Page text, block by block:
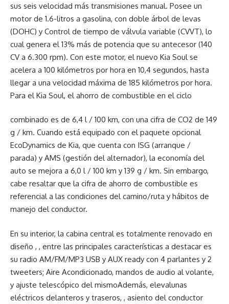
sus seis velocidad más transmisiones manual. Posee un
motor de 1.6-litros a gasolina, con doble árbol de levas
(DOHC) y Control de tiempo de válvula variable (CVVT), lo
cual genera el 13% más de potencia que su antecesor (140
CV a 6.300 rpm). Con este motor, el nuevo Kia Soul se
acelera a 100 kilómetros por hora en 10,4 segundos, hasta
llegar a una velocidad máxima de 185 kilómetros por hora.
Para el Kia Soul, el ahorro de combustible en el ciclo
combinado es de 6,4 l / 100 km, con una cifra de CO2 de 149
g / km. Cuando está equipado con el paquete opcional
EcoDynamics de Kia, que cuenta con ISG (arranque /
parada) y AMS (gestión del alternador), la economía del
auto se mejora a 6,0 l / 100 km y 139 g / km. Sin embargo,
cabe resaltar que la cifra de ahorro de combustible es
referencial a las condiciones del camino/ruta y hábitos de
manejo del conductor.
En su interior, la cabina central es totalmente renovado en
diseño , , entre las principales características a destacar es
su radio AM/FM/MP3 USB y AUX ready con 4 parlantes y 2
tweeters; Aire Acondicionado, mandos de audio al volante,
y ajuste telescópico del mismoAdemás, elevalunas
eléctricos delanteros y traseros, , asiento del conductor